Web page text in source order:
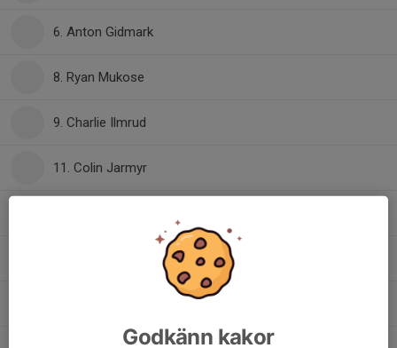
6. Anton Gidmark
8. Ryan Mukose
9. Charlie Ilmrud
11. Colin Jarmyr
16. Karam Al haddad
Godkänn kakor